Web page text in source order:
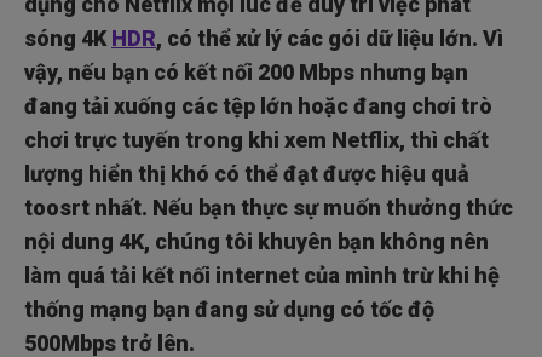
sóng 4KHDR, có thể xử lý các gói dữ liệu lớn. Vì
vậy, nếu bạn có kết nối 200 Mbps nhưng bạn
đang tải xuống các tệp lớn hoặc đang chơi trò
chơi trực tuyến trong khi xem Netflix, thì chất
lượng hiển thị khó có thể đạt được hiệu quả
toosrt nhất. Nếu bạn thực sự muốn thưởng thức
nội dung 4K, chúng tôi khuyên bạn không nên
làm quá tải kết nối internet của mình trừ khi hệ
thống mạng bạn đang sử dụng có tốc độ
500Mbps trở lên.